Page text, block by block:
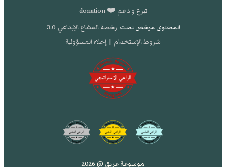
تبرع و دعم ❤️ donation
المحتوى مرخص تحت رخصة المشاع الإبداعي 3.0
شروط الإستخدام | إخلاء المسؤولية
موسوعة عريق @ 2026